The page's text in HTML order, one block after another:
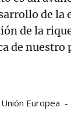
de la
de la
de nuestro
Unión Europea